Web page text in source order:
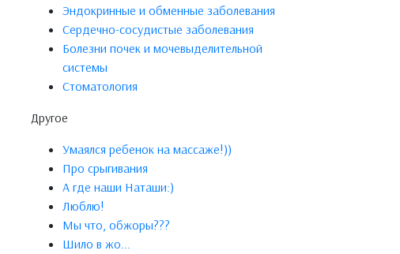
Эндокринные и обменные заболевания
Сердечно-сосудистые заболевания
Болезни почек и мочевыделительной
системы
Стоматология
Другое
Умаялся ребенок на массаже!))
Про срыгивания
А где наши Наташи:)
Люблю!
Мы что, обжоры???
Шило в жо...